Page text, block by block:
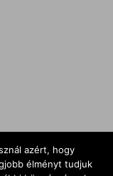
azért, hogy
élményt tudjuk